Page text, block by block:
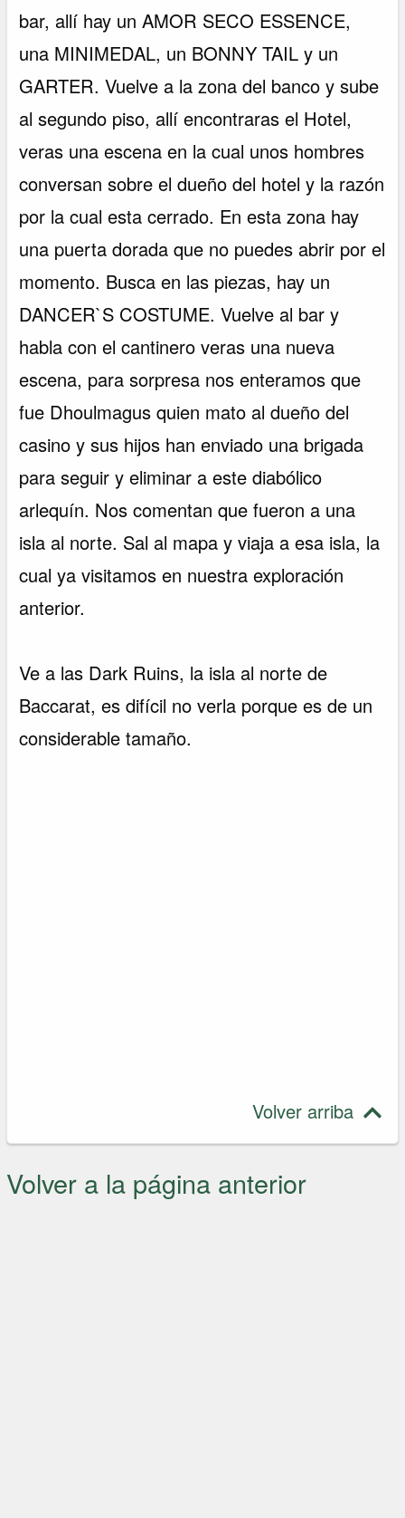
bar, allí hay un AMOR SECO ESSENCE,
una MINIMEDAL, un BONNY TAIL y un
GARTER. Vuelve a la zona del banco y sube
al segundo piso, allí encontraras el Hotel,
veras una escena en la cual unos hombres
conversan sobre el dueño del hotel y la razón
por la cual esta cerrado. En esta zona hay
una puerta dorada que no puedes abrir por el
momento. Busca en las piezas, hay un
DANCER`S COSTUME. Vuelve al bar y
habla con el cantinero veras una nueva
escena, para sorpresa nos enteramos que
fue Dhoulmagus quien mato al dueño del
casino y sus hijos han enviado una brigada
para seguir y eliminar a este diabólico
arlequín. Nos comentan que fueron a una
isla al norte. Sal al mapa y viaja a esa isla, la
cual ya visitamos en nuestra exploración
anterior.
Ve a las Dark Ruins, la isla al norte de
Baccarat, es difícil no verla porque es de un
considerable tamaño.
Volver arriba
Volver a la página anterior